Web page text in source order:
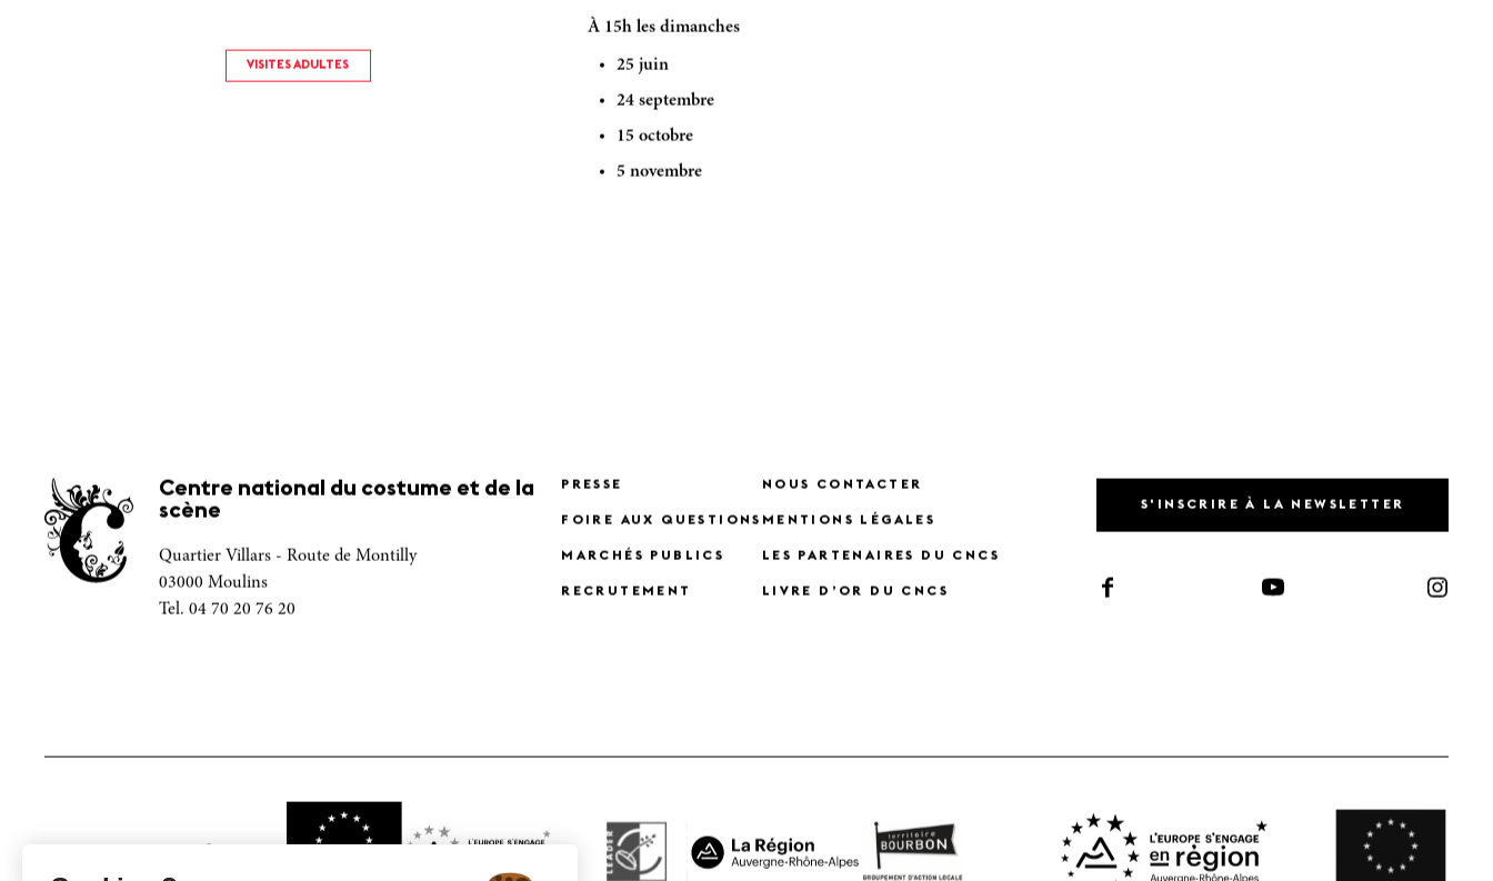
VISITES ADULTES
À 15h les dimanches
25 juin
24 septembre
15 octobre
5 novembre
Centre national du costume et de la
scène
Quartier Villars - Route de Montilly
03000 Moulins
Tel. 04 70 20 76 20
PRESSE
FOIRE AUX QUESTIONS
MARCHÉS PUBLICS
RECRUTEMENT
NOUS CONTACTER
MENTIONS LÉGALES
LES PARTENAIRES DU CNCS
LIVRE D’OR DU CNCS
S'INSCRIRE À LA NEWSLETTER